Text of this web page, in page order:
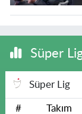
Süper
Süper Lig
# Takım